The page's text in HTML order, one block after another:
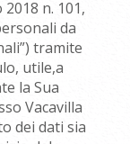
n. 101,
da
tramite
utile,a
la Sua
Vacavilla
dei dati sia